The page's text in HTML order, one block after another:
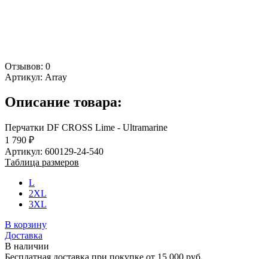
Отзывов: 0
Артикул: Array
Описание товара:
Перчатки DF CROSS Lime - Ultramarine
1 790 ₽
Артикул: 600129-24-540
Таблица размеров
L
2XL
3XL
В корзину
Доставка
В наличии